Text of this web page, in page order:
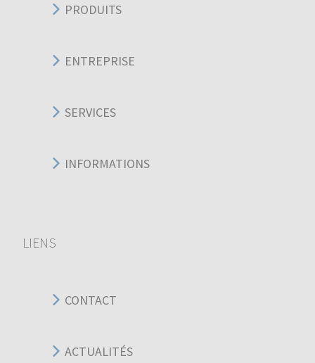
PRODUITS
ENTREPRISE
SERVICES
INFORMATIONS
LIENS
CONTACT
ACTUALITÉS